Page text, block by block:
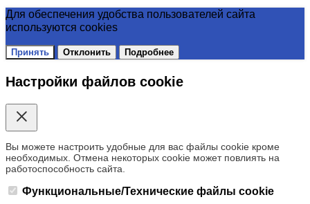
Для обеспечения удобства пользователей сайта
используются cookies
Принять Отклонить Подробнее
Настройки файлов cookie
Вы можете настроить удобные для вас файлы cookie кроме
необходимых. Отмена некоторых cookie может повлиять на
работоспособность сайта.
Функциональные/Технические файлы cookie